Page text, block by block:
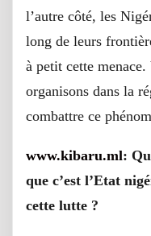
l’autre côté, les
long de leurs
à petit cette
organisons dans la
combattre ce
www.kibaru.ml:
que c’est l’Etat
cette lutte ?